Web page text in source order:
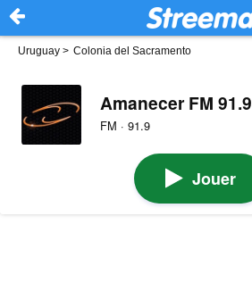
Uruguay > Colonia del Sacramento
Amanecer FM 91.9
FM · 91.9
Jouer